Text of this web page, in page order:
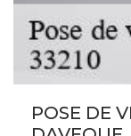
POSE DE